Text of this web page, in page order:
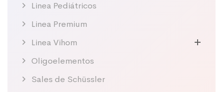
Linea Pediátricos
Linea Premium
Linea Vihom
Oligoelementos
Sales de Schüssler